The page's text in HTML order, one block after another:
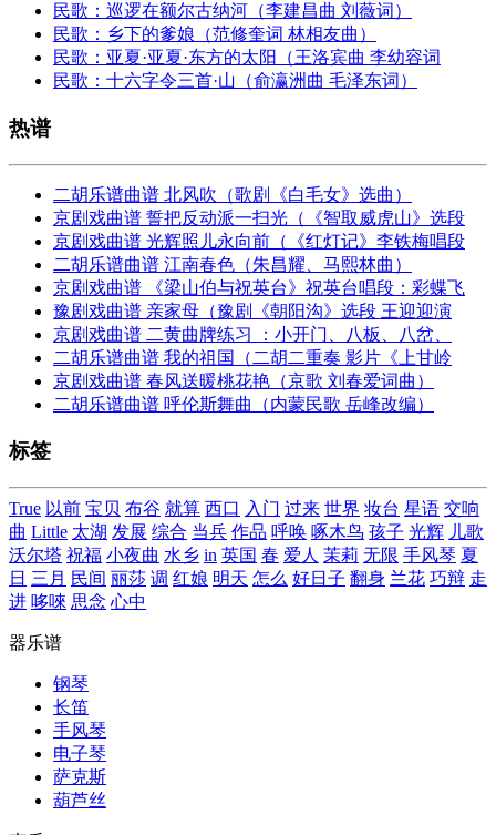
民歌：巡逻在额尔古纳河（李建昌曲 刘薇词）
民歌：乡下的爹娘（范修奎词 林相友曲）
民歌：亚夏·亚夏·东方的太阳（王洛宾曲 李幼容词
民歌：十六字令三首·山（俞瀛洲曲 毛泽东词）
热谱
二胡乐谱曲谱 北风吹（歌剧《白毛女》选曲）
京剧戏曲谱 誓把反动派一扫光（《智取威虎山》选段
京剧戏曲谱 光辉照儿永向前（《红灯记》李铁梅唱段
二胡乐谱曲谱 江南春色（朱昌耀、马熙林曲）
京剧戏曲谱 《梁山伯与祝英台》祝英台唱段：彩蝶飞
豫剧戏曲谱 亲家母（豫剧《朝阳沟》选段 王迎迎演
京剧戏曲谱 二黄曲牌练习 ：小开门、八板、八岔、
二胡乐谱曲谱 我的祖国（二胡二重奏 影片《上甘岭
京剧戏曲谱 春风送暖桃花艳（京歌 刘春爱词曲）
二胡乐谱曲谱 呼伦斯舞曲（内蒙民歌 岳峰改编）
标签
True 以前 宝贝 布谷 就算 西口 入门 过来 世界 妆台 星语 交响
曲 Little 太湖 发展 综合 当兵 作品 呼唤 啄木鸟 孩子 光辉 儿歌
沃尔塔 祝福 小夜曲 水乡 in 英国 春 爱人 茉莉 无限 手风琴 夏
日 三月 民间 丽莎 调 红娘 明天 怎么 好日子 翻身 兰花 巧辩 走
进 哆唻 思念 心中
器乐谱
钢琴
长笛
手风琴
电子琴
萨克斯
葫芦丝